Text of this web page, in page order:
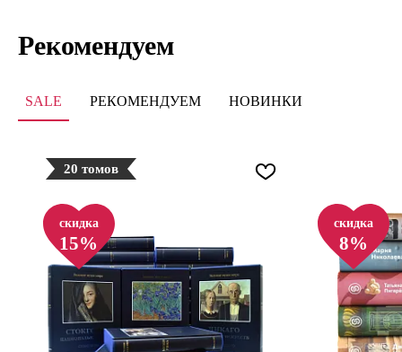
Рекомендуем
SALE РЕКОМЕНДУЕМ НОВИНКИ
20 томов
скидка
15%
скидка
8%